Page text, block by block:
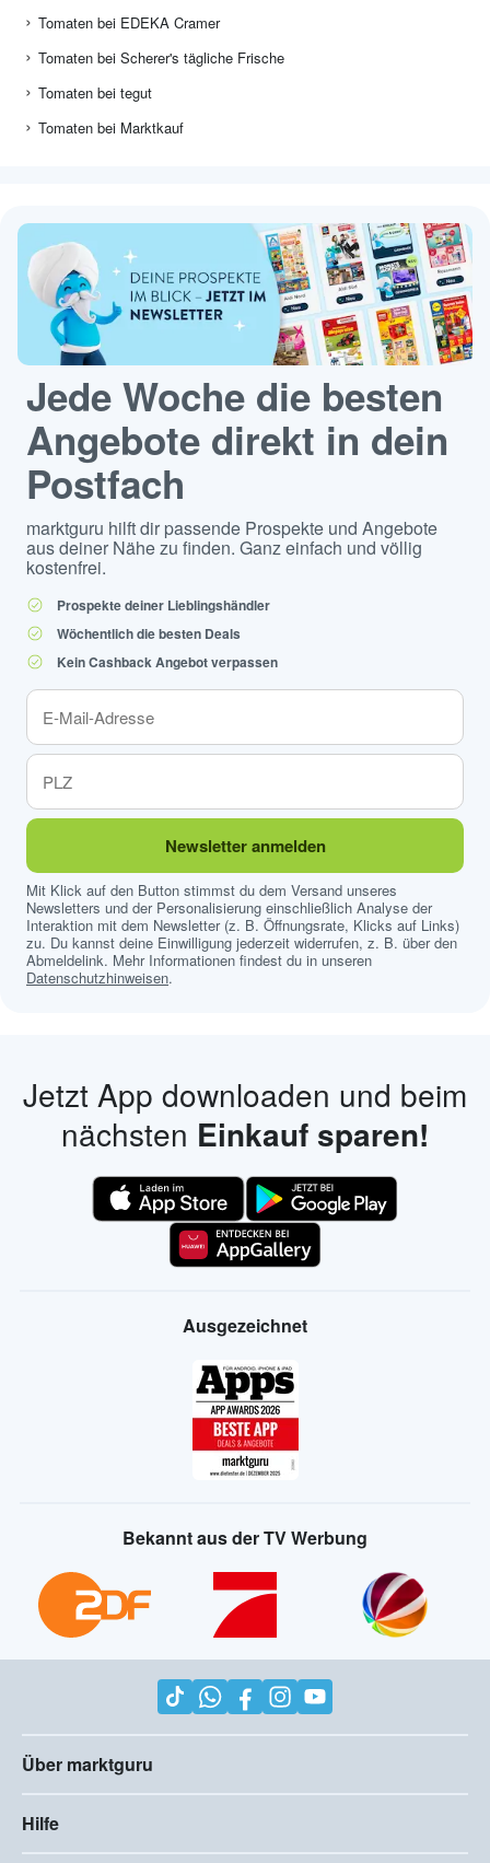
Tomaten bei EDEKA Cramer
Tomaten bei Scherer's tägliche Frische
Tomaten bei tegut
Tomaten bei Marktkauf
Jede Woche die besten
Angebote direkt in dein
Postfach
marktguru hilft dir passende Prospekte und Angebote
aus deiner Nähe zu finden. Ganz einfach und völlig
kostenfrei.
Prospekte deiner Lieblingshändler
Wöchentlich die besten Deals
Kein Cashback Angebot verpassen
Newsletter anmelden
Mit Klick auf den Button stimmst du dem Versand unseres
Newsletters und der Personalisierung einschließlich Analyse der
Interaktion mit dem Newsletter (z. B. Öffnungsrate, Klicks auf Links)
zu. Du kannst deine Einwilligung jederzeit widerrufen, z. B. über den
Abmeldelink. Mehr Informationen findest du in unseren
Datenschutzhinweisen.
Jetzt App downloaden und beim
nächsten Einkauf sparen!
Ausgezeichnet
Bekannt aus der TV Werbung
Über marktguru
Hilfe